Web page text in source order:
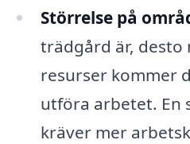
Störrelse på
trädgård är, desto
resurser kommer
utföra arbetet. En
kräver mer